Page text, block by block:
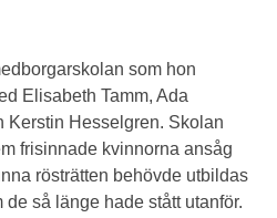
som hon
Elisabeth Tamm, Ada
Kerstin Hesselgren. Skolan
frisinnade kvinnorna ansåg
rösträtten behövde utbildas
så länge hade stått utanför.